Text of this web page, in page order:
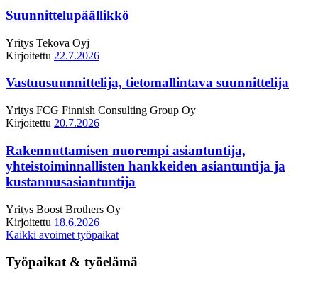
Suunnittelupäällikkö
Yritys Tekova Oyj
Kirjoitettu 22.7.2026
Vastuusuunnittelija, tietomallintava suunnittelija
Yritys FCG Finnish Consulting Group Oy
Kirjoitettu 20.7.2026
Rakennuttamisen nuorempi asiantuntija,
yhteistoiminnallisten hankkeiden asiantuntija ja
kustannusasiantuntija
Yritys Boost Brothers Oy
Kirjoitettu 18.6.2026
Kaikki avoimet työpaikat
Työpaikat & työelämä